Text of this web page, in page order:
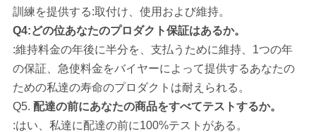
訓練を提供する:取付け、使用および維持。
Q4:どの位あなたのプロダクト保証はあるか。
:維持料金の年後に半分を、支払うために維持、1つの年
の保証、急使料金をバイヤーによって提供するあなたの
ための私達の寿命のプロダクトは耐えられる。
Q5. 配達の前にあなたの商品をすべてテストするか。
:はい、私達に配達の前に100%テストがある。